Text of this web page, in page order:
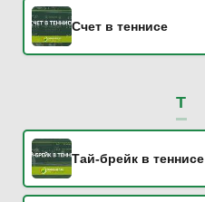
Счет в теннисе
Т
Тай-брейк в теннисе